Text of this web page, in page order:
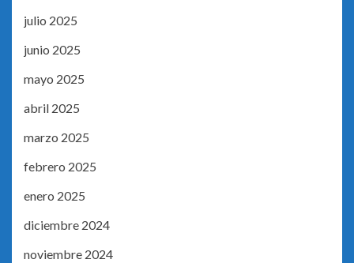
julio 2025
junio 2025
mayo 2025
abril 2025
marzo 2025
febrero 2025
enero 2025
diciembre 2024
noviembre 2024